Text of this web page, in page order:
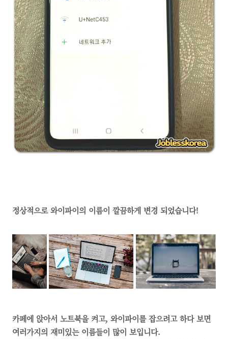
정상적으로 와이파이의 이름이 깔끔하게 변경 되었습니다!
카페에 앉아서 노트북을 켜고, 와이파이를 잡으려고 하다 보면
여러가지의 재미있는 이름들이 많이 보입니다.